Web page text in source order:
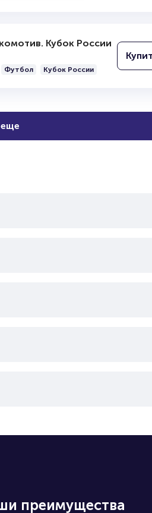
Кубок России